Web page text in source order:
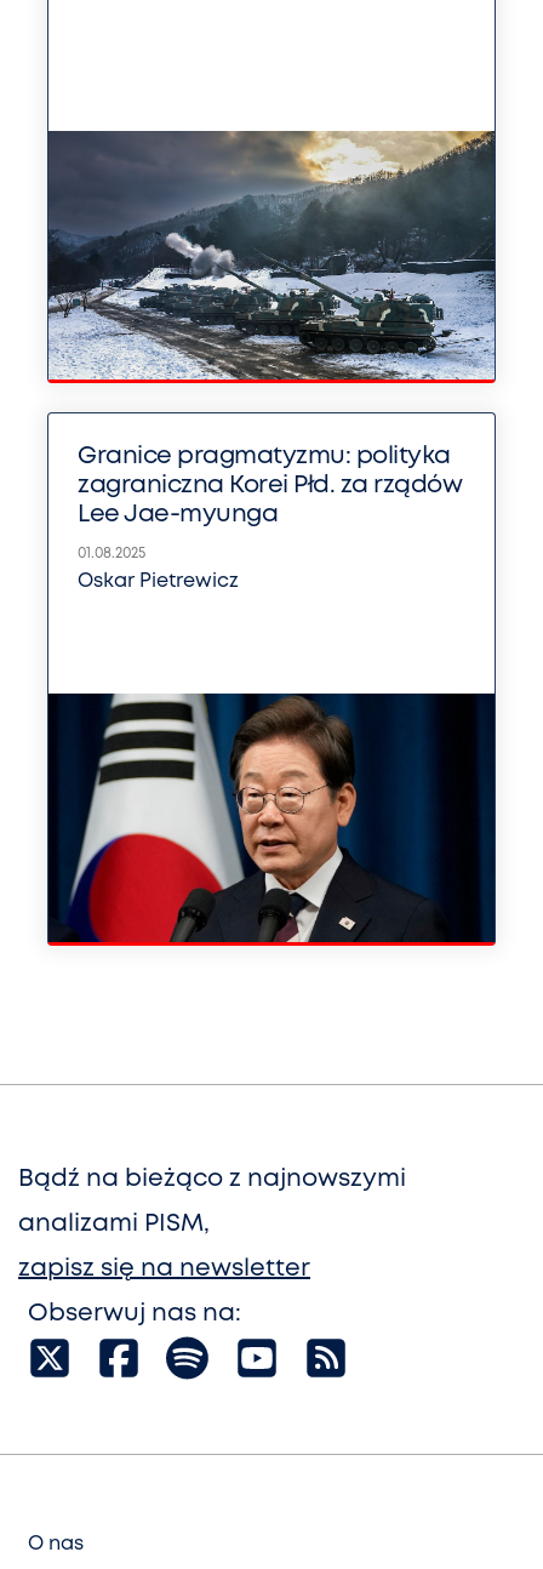
Granice pragmatyzmu: polityka
zagraniczna Korei Płd. za rządów
Lee Jae-myunga
01.08.2025
Oskar Pietrewicz
Bądź na bieżąco z najnowszymi
analizami PISM,
zapisz się na newsletter
Obserwuj nas na:
O nas